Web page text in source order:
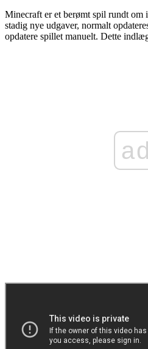
Minecraft er et berømt spil rundt
stadig nye udgaver, normalt
opdatere spillet manuelt. Dette
ad